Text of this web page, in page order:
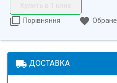
Порівняння
Обране
local_shipping ДОСТАВКА